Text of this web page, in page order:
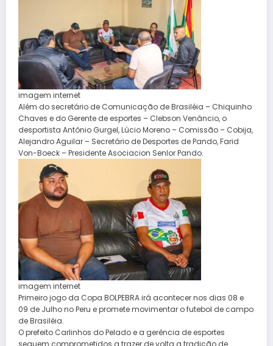
imagem internet
Além do secretário de Comunicação de Brasiléia – Chiquinho
Chaves e do Gerente de esportes – Clebson Venâncio, o
desportista Antônio Gurgel, Lúcio Moreno – Comissão – Cobija,
Alejandro Aguilar – Secretário de Desportes de Pando, Farid
Von-Boeck – Presidente Asociacion Senlor Pando.
imagem internet
Primeiro jogo da Copa BOLPEBRA irá acontecer nos dias 08 e
09 de Julho no Peru e promete movimentar o futebol de campo
de Brasiléia.
O prefeito Carlinhos do Pelado e a gerência de esportes